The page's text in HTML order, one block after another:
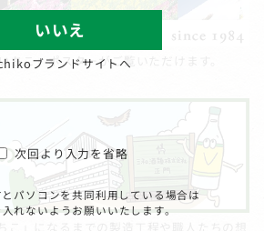
ちこ」ポスターがご覧いただけます。
いいえ
ブランドサイトへ
次回より入力を省略
パソコンを共同利用している場合は
れないようお願いいたします。